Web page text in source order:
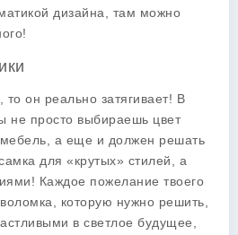
дизайна, там можно
то он реально затягивает! В
не просто выбираешь цвет
а еще и должен решать
для «крутых» стилей, а
Каждое пожелание твоего
которую нужно решить,
в светлое будущее,